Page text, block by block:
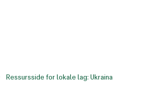
Ressursside for lokale lag: Ukraina